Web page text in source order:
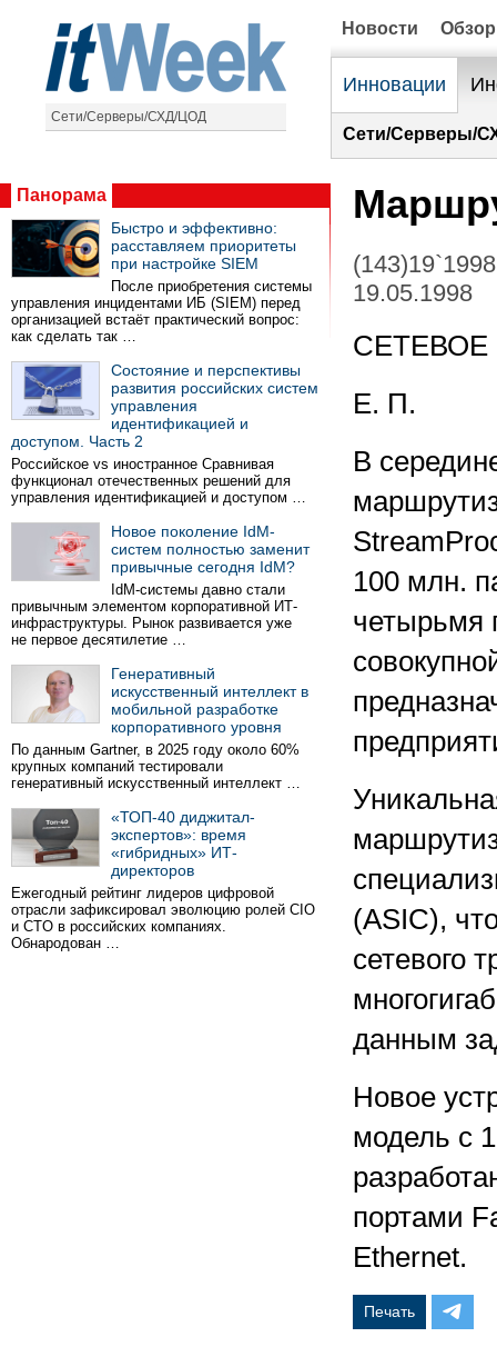
Сети/Серверы/СХД/ЦОД
Новости
Инновации
Сети/Серверы/
Панорама
Быстро и эффективно:
расставляем приоритеты
при настройке SIEM
После приобретения системы
управления инцидентами ИБ (SIEM) перед
организацией встаёт практический вопрос:
как сделать так …
Состояние и перспективы
развития российских систем
управления
идентификацией и
доступом. Часть 2
Российское vs иностранное Сравнивая
функционал отечественных решений для
управления идентификацией и доступом …
Новое поколение IdM-
систем полностью заменит
привычные сегодня IdM?
IdM-системы давно стали
привычным элементом корпоративной ИТ-
инфраструктуры. Рынок развивается уже
не первое десятилетие …
Генеративный
искусственный интеллект в
мобильной разработке
корпоративного уровня
По данным Gartner, в 2025 году около 60%
крупных компаний тестировали
генеративный искусственный интеллект …
«ТОП-40 диджитал-
экспертов»: время
«гибридных» ИТ-
директоров
Ежегодный рейтинг лидеров цифровой
отрасли зафиксировал эволюцию ролей CIO
и CTO в российских компаниях.
Обнародован …
(143)19`1998
19.05.1998
Е. П.
В
100 млн.
четырьмя
(ASIC),
сетевого
данным
Новое
модель с
портами
Ethernet.
Печать